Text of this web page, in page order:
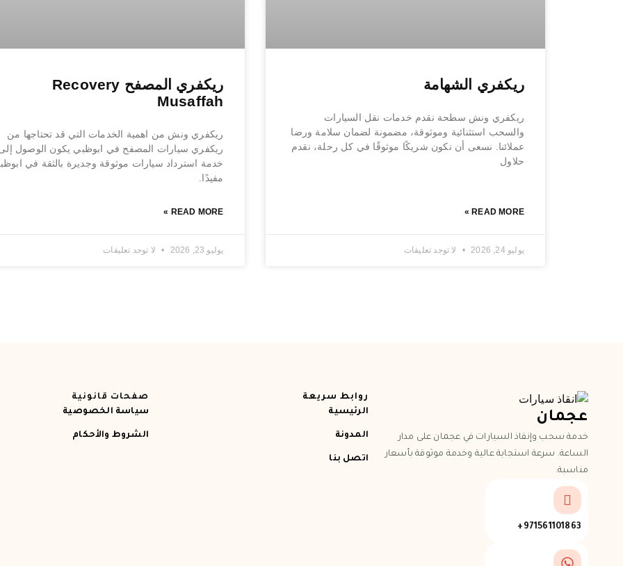
ريكفري الشهامة
ريكفري ونش سطحة نقدم خدمات نقل السيارات
والسحب استثنائية وموثوقة، مضمونة لضمان سلامة ورضا
عملائنا. نسعى أن نكون شريكًا موثوقًا في كل رحلة، نقدم
حلاول
READ MORE »
يوليو 24, 2026 لا توجد تعليقات
ريكفري المصفح Recovery
Musaffah
ريكفري ونش من اهمية الخدمات التي قد تحتاجها من
ريكفري سيارات المصفح في ابوظبي يكون الوصول
خدمة استرداد سيارات موثوقة وجديرة بالثقة في
مفيدًا.
READ MORE »
يوليو 23, 2026 لا توجد تعليقات
عجمان
خدمة سحب وإنقاذ السيارات في عجمان على مدار
الساعة. سرعة استجابة عالية وخدمة موثوقة بأسعار
مناسبة.
971561101863+
روابط سريعة
الرئيسية
المدونة
اتصل بنا
صفحات قانونية
سياسة الخصوصية
الشروط والأحكام